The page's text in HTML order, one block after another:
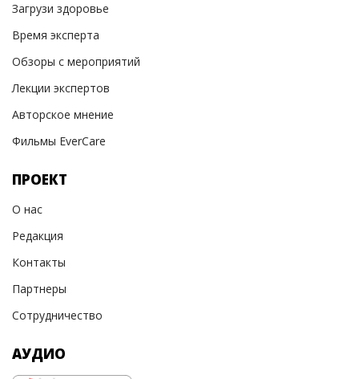
Загрузи здоровье
Время эксперта
Обзоры с мероприятий
Лекции экспертов
Авторское мнение
Фильмы EverCare
ПРОЕКТ
О нас
Редакция
Контакты
Партнеры
Сотрудничество
АУДИО